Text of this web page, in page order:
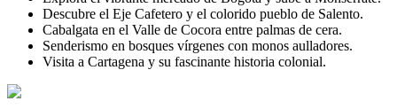
Descubre el Eje Cafetero y el colorido pueblo de Salento.
Cabalgata en el Valle de Cocora entre palmas de cera.
Senderismo en bosques vírgenes con monos aulladores.
Visita a Cartagena y su fascinante historia colonial.